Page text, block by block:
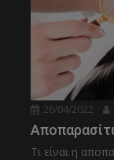
26/04/2022
Τι είναι η